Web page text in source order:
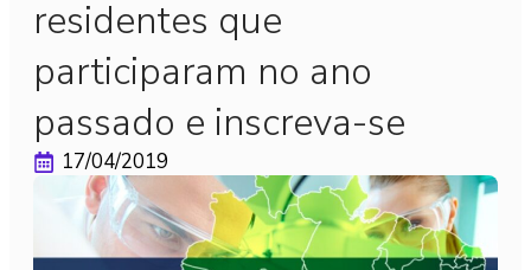
residentes que
participaram no ano
passado e inscreva-se
17/04/2019